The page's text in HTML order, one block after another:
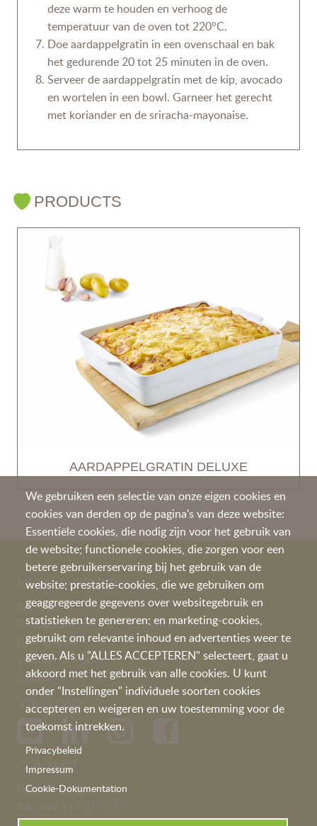
deze warm te houden en verhoog de
temperatuur van de oven tot 220°C.
Doe aardappelgratin in een ovenschaal en bak
het gedurende 20 tot 25 minuten in de oven.
Serveer de aardappelgratin met de kip, avocado
en wortelen in een bowl. Garneer het gerecht
met koriander en de sriracha-mayonaise.
PRODUCTS
AARDAPPELGRATIN DELUXE
We gebruiken een selectie van onze eigen cookies en
cookies van derden op de pagina's van deze website:
Essentiële cookies, die nodig zijn voor het gebruik van
de website; functionele cookies, die zorgen voor een
betere gebruikerservaring bij het gebruik van de
website; prestatie-cookies, die we gebruiken om
geaggregeerde gegevens over websitegebruik en
statistieken te genereren; en marketing-cookies,
gebruikt om relevante inhoud en advertenties weer te
geven. Als u "ALLES ACCEPTEREN" selecteert, gaat u
akkoord met het gebruik van alle cookies. U kunt
onder "Instellingen" individuele soorten cookies
accepteren en weigeren en uw toestemming voor de
toekomst intrekken.
Privacybeleid
Impressum
Cookie-Dokumentation
MEER OVER PEKA
Recepten
Bedrijfsfilm
Certificaten
Werken bij Peka
Contact
VOLG ONS
CONTACT
Peka Kroef B.V